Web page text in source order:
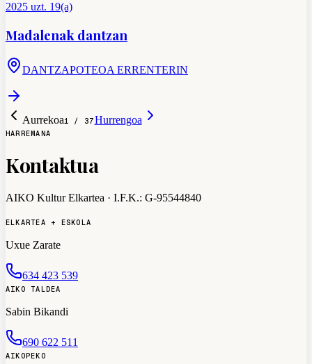
2025 uzt. 19(a)
Madalenak dantzan
DANTZAPOTEOA ERRENTERIN
Aurrekoa1 / 37Hurrengoa
HARREMANA
Kontaktua
AIKO Kultur Elkartea · I.F.K.: G-95544840
ELKARTEA + ESKOLA
Uxue Zarate
634 423 539
AIKO TALDEA
Sabin Bikandi
690 622 511
AIKOPEKO